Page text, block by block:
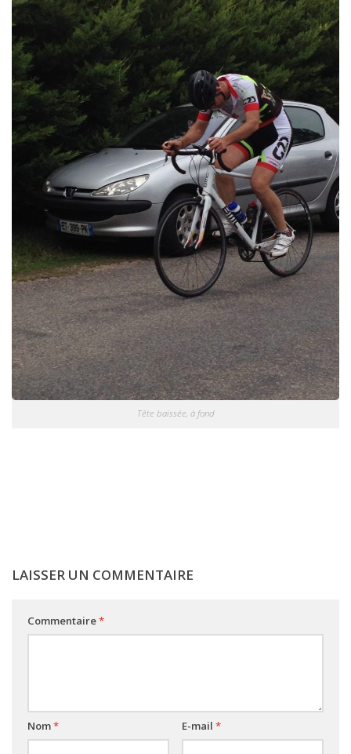
Tête baissée, à fond
LAISSER UN COMMENTAIRE
Commentaire*
Nom* E-mail *